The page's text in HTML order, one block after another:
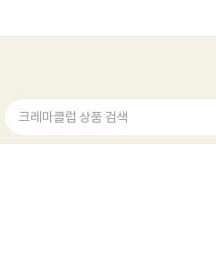
크레마클럽 상품 검색